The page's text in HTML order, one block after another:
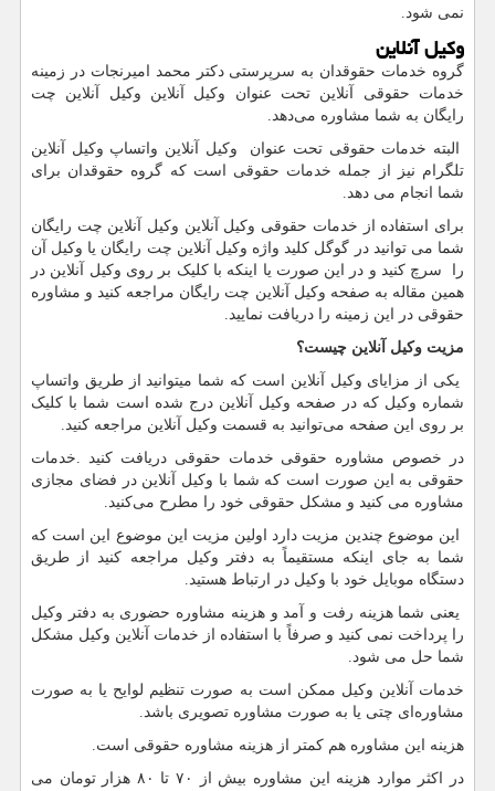
نمی شود.
وکیل آنلاین
گروه خدمات حقوقدان به سرپرستی دکتر محمد امیرنجات در زمینه
خدمات حقوقی آنلاین تحت عنوان وکیل آنلاین وکیل آنلاین چت
رایگان به شما مشاوره می‌دهد.
البته خدمات حقوقی تحت عنوان وکیل آنلاین واتساپ وکیل آنلاین
تلگرام نیز از جمله خدمات حقوقی است که گروه حقوقدان برای
شما انجام می دهد.
برای استفاده از خدمات حقوقی وکیل آنلاین وکیل آنلاین چت رایگان
شما می توانید در گوگل کلید واژه وکیل آنلاین چت رایگان یا وکیل آن
را سرچ کنید و در این صورت یا اینکه با کلیک بر روی وکیل آنلاین در
همین مقاله به صفحه وکیل آنلاین چت رایگان مراجعه کنید و مشاوره
حقوقی در این زمینه را دریافت نمایید.
مزیت وکیل آنلاین چیست؟
یکی از مزایای وکیل آنلاین است که شما میتوانید از طریق واتساپ
شماره وکیل که در صفحه وکیل آنلاین درج شده است شما با کلیک
بر روی این صفحه می‌توانید به قسمت وکیل آنلاین مراجعه کنید.
در خصوص مشاوره حقوقی خدمات حقوقی دریافت کنید .خدمات
حقوقی به این صورت است که شما با وکیل آنلاین در فضای مجازی
مشاوره می کنید و مشکل حقوقی خود را مطرح می‌کنید.
این موضوع چندین مزیت دارد اولین مزیت این موضوع این است که
شما به جای اینکه مستقیماً به دفتر وکیل مراجعه کنید از طریق
دستگاه موبایل خود با وکیل در ارتباط هستید.
یعنی شما هزینه رفت و آمد و هزینه مشاوره حضوری به دفتر وکیل
را پرداخت نمی کنید و صرفاً با استفاده از خدمات آنلاین وکیل مشکل
شما حل می شود.
خدمات آنلاین وکیل ممکن است به صورت تنظیم لوایح یا به صورت
مشاوره‌ای چتی یا به صورت مشاوره تصویری باشد.
هزینه این مشاوره هم کمتر از هزینه مشاوره حقوقی است.
در اکثر موارد هزینه این مشاوره بیش از ۷۰ تا ۸۰ هزار تومان می